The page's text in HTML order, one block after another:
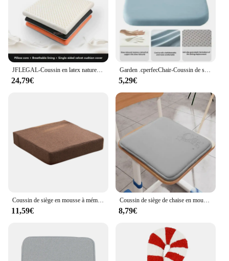
24,79€
Garden .cperfecChair-Coussin de siège ergonomique en coton à mémoire de forme, coussin de siège de chaise de bureau, Hem15/2018 id
5,29€
11,59€ 8,79€